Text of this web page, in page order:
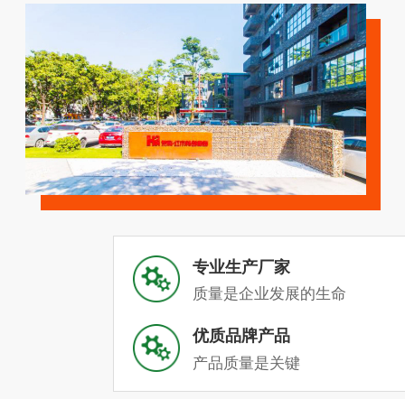
专业生产厂家
质量是企业发展的生命
优质品牌产品
产品质量是关键